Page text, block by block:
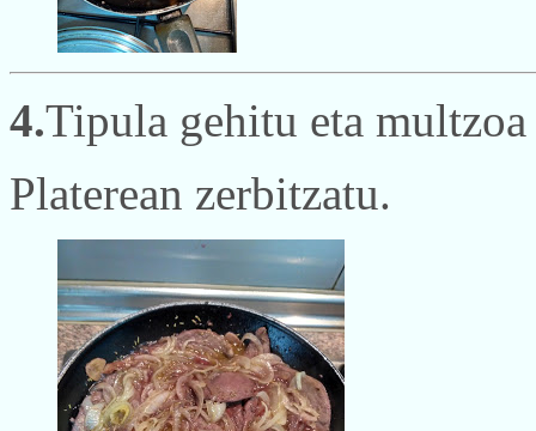
4.Tipula gehitu eta
Platerean zerbitzatu.